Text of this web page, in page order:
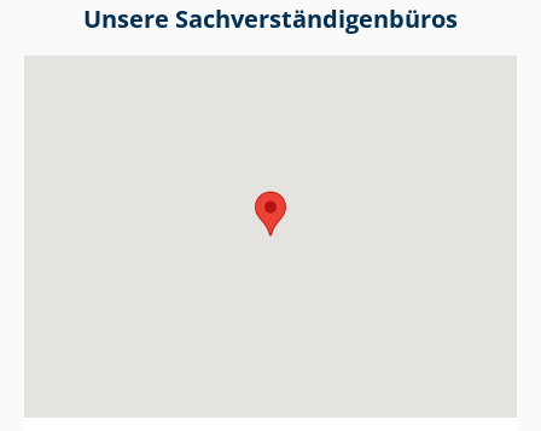
Unsere Sach­ver­stän­di­gen­bü­ros